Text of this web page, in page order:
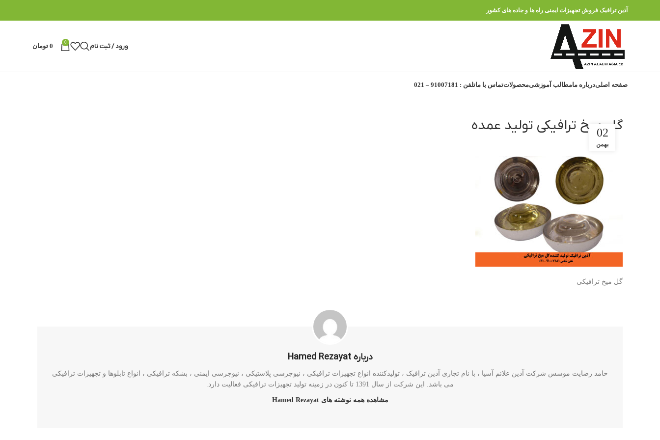
آذین ترافیک فروش تجهیزات ایمنی راه ها و جاده های کشور
ورود / ثبت نام 0
0 تومان
صفحه اصلیدرباره مامطالب آموزشیمحصولاتتماس با ماتلفن : 91007181 – 021
گل میخ ترافیکی تولید عمده
02
بهمن
گل میخ ترافیکی
درباره Hamed Rezayat
حامد رضایت موسس شرکت آذین علائم آسیا ، با نام تجاری آذین ترافیک ، تولیدکننده انواع تجهیزات ترافیکی ، نیوجرسی پلاستیکی ، نیوجرسی ایمنی ، بشکه ترافیکی ، انواع تابلوها و تجهیزات ترافیکی
می باشد. این شرکت از سال 1391 تا کنون در زمینه تولید تجهیزات ترافیکی فعالیت دارد.
مشاهده همه نوشته های Hamed Rezayat